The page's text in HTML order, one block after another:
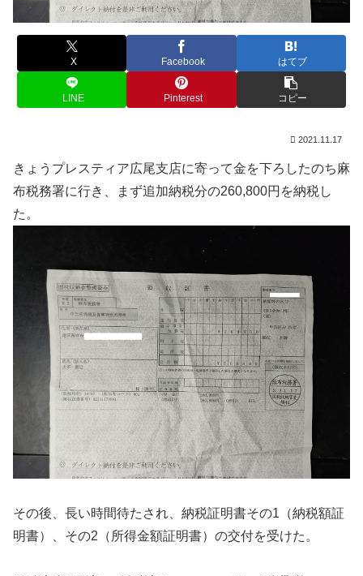
X Facebook はてブ
LINE Pinterest コピー
2021.11.17
きょうプレスティア広尾支店に寄って金を下ろしたのち麻
布税務署に行き、まず追加納税分の260,800円を納税し
た。
その後、長い時間待たされ、納税証明書その1（納税額証
明書）、その2（所得金額証明書）の交付を受けた。